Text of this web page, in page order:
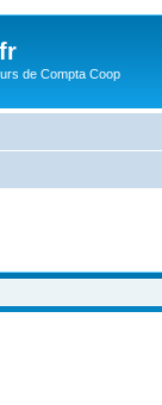
de Compta Coop